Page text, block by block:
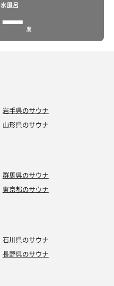
水風呂
ー 度
岩手県のサウナ
山形県のサウナ
群馬県のサウナ
東京都のサウナ
石川県のサウナ
長野県のサウナ